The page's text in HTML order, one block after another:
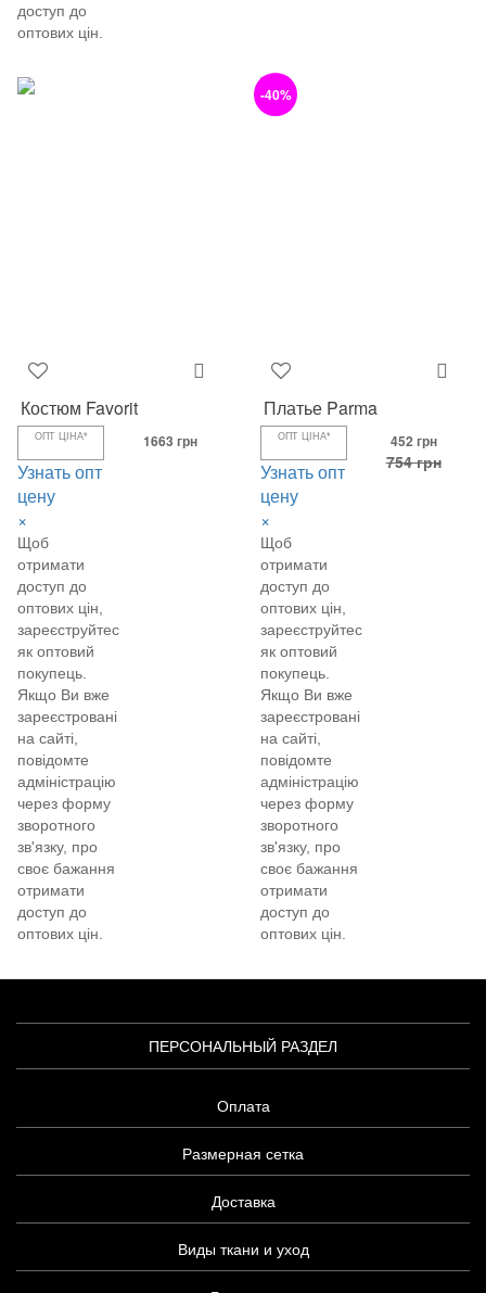
доступ до
оптових цін.
Костюм Favorit
ОПТ ЦІНА*
Узнать опт
цену
×
Щоб
отримати
доступ до
оптових цін,
зареєструйтеся
як оптовий
покупець.
Якщо Ви вже
зареєстровані
на сайті,
повідомте
адміністрацію
через форму
зворотного
зв'язку, про
своє бажання
отримати
доступ до
оптових цін.
1663 грн
-40%
Платье Parma
ОПТ ЦІНА*
Узнать опт
цену
×
Щоб
отримати
доступ до
оптових цін,
зареєструйтеся
як оптовий
покупець.
Якщо Ви вже
зареєстровані
на сайті,
повідомте
адміністрацію
через форму
зворотного
зв'язку, про
своє бажання
отримати
доступ до
оптових цін.
452 грн
754 грн
ПЕРСОНАЛЬНЫЙ РАЗДЕЛ
Оплата
Размерная сетка
Доставка
Виды ткани и уход